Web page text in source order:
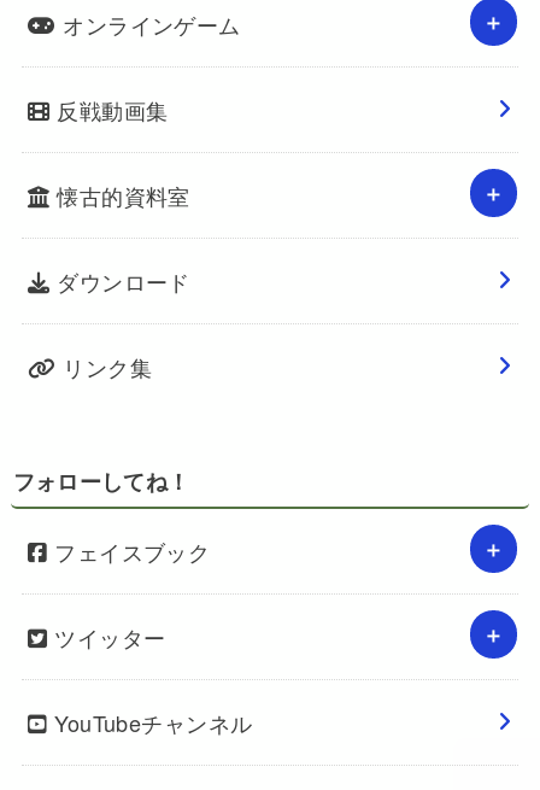
オンラインゲーム
反戦動画集
懐古的資料室
ダウンロード
リンク集
フォローしてね！
フェイスブック
ツイッター
YouTubeチャンネル